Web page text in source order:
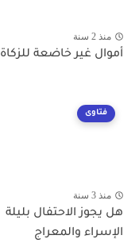
منذ 2 سنة
أموال غير خاضعة للزكاة
فتاوى
منذ 3 سنة
هل يجوز الاحتفال بليلة
الإسراء والمعراج